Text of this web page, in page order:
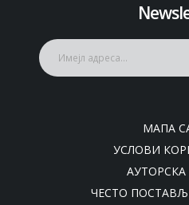
МАПА
УСЛОВИ
ЧЕСТО